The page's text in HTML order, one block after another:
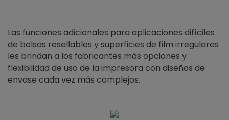
Las funciones adicionales para aplicaciones difíciles
de bolsas resellables y superficies de film irregulares
les brindan a los fabricantes más opciones y
flexibilidad de uso de la impresora con diseños de
envase cada vez más complejos.